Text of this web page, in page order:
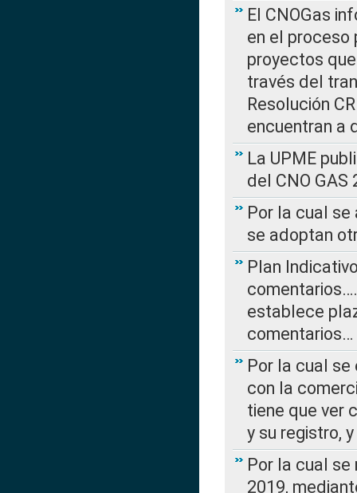
El CNOGas
en el proceso
proyectos
través del
Resolución
encuentran a
La UPME
del CNO
Por la cual
se adoptan
Plan
establece
comentarios…
Por la cual
con la
tiene que ver
y su registro,
Por la cual
2019,